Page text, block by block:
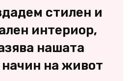
стилен и
интериор,
нашата
на живот